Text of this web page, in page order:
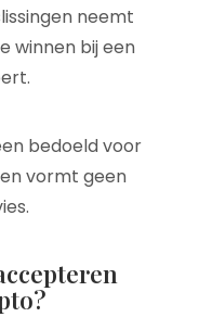
neemt
winnen bij een
bedoeld voor
vormt geen